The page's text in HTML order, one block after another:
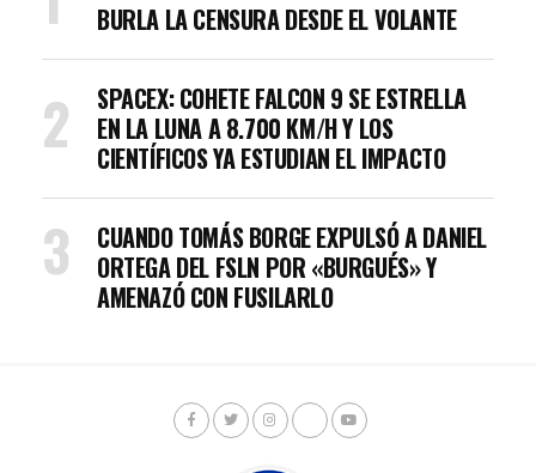
BURLA LA CENSURA DESDE EL VOLANTE
SPACEX: COHETE FALCON 9 SE ESTRELLA
EN LA LUNA A 8.700 KM/H Y LOS
CIENTÍFICOS YA ESTUDIAN EL IMPACTO
CUANDO TOMÁS BORGE EXPULSÓ A DANIEL
ORTEGA DEL FSLN POR «BURGUÉS» Y
AMENAZÓ CON FUSILARLO